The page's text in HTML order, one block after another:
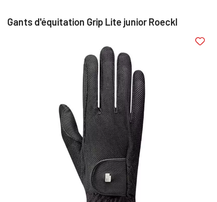
Gants d'équitation Grip Lite junior Roeckl